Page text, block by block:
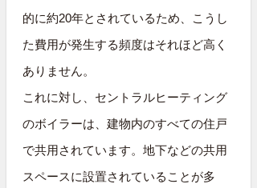
的に約20年とされているため、こうし
た費用が発生する頻度はそれほど高く
ありません。
これに対し、セントラルヒーティング
のボイラーは、建物内のすべての住戸
で共用されています。地下などの共用
スペースに設置されていることが多